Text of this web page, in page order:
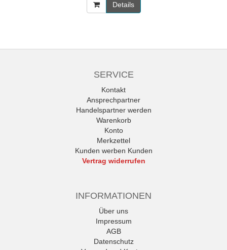
Details
SERVICE
Kontakt
Ansprechpartner
Handelspartner werden
Warenkorb
Konto
Merkzettel
Kunden werben Kunden
Vertrag widerrufen
INFORMATIONEN
Über uns
Impressum
AGB
Datenschutz